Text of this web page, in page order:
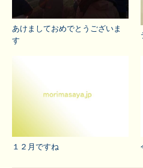
あけましておめでとうございま
す
１２月ですね